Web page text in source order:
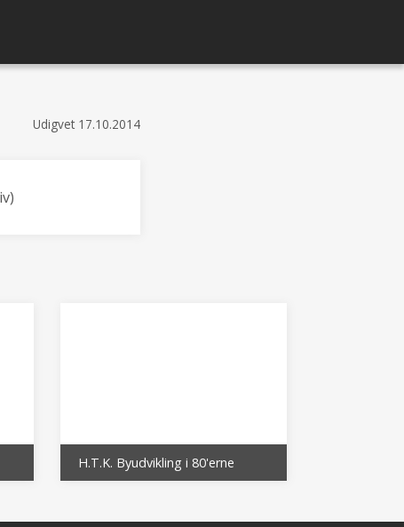
Udigvet 17.10.2014
H.T.K. Byudvikling i 80'erne